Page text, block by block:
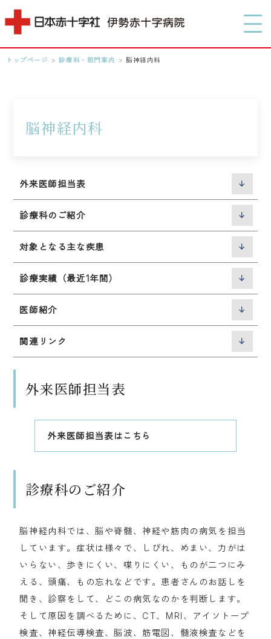
MENU
0596-28-2171
トップページ >診療科・部門案内 >脳神経内科
脳神経内科
外来医師担当表
診療科のご紹介
対象となる主な疾患
診療実績（最近1年間）
医師紹介
関連リンク
外来医師担当表
外来医師担当表はこちら
診療科のご紹介
脳神経内科では、脳や脊髄、神経や筋肉の病気を担当
しています。症状は様々で、しびれ、めまい、力がは
いらない、歩きにくい、喋りにくい、ものが二つにみ
える、頭痛、もの忘れなどです。患者さんのお話しを
聞き、診察をして、どこの病気なのかを判断します。
そして原因を調べるために、CT、MRI、アイソトープ
検査、神経伝導検査、脳波、筋電図、髄液検査などを